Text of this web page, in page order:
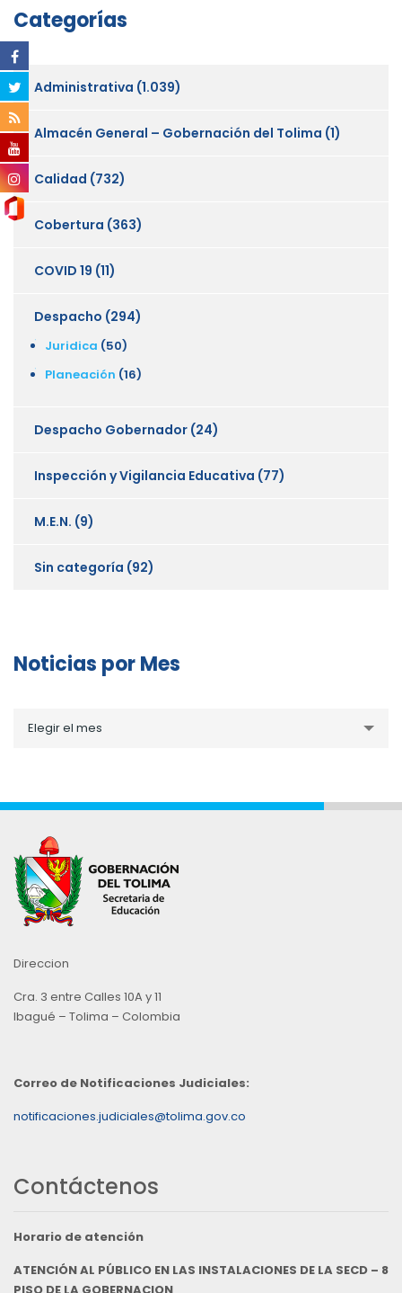
Categorías
Administrativa (1.039)
Almacén General – Gobernación del Tolima (1)
Calidad (732)
Cobertura (363)
COVID 19 (11)
Despacho (294)
Juridica (50)
Planeación (16)
Despacho Gobernador (24)
Inspección y Vigilancia Educativa (77)
M.E.N. (9)
Sin categoría (92)
Noticias por Mes
porElegir el mes
Direccion
Cra. 3 entre Calles 10A y 11
Ibagué – Tolima – Colombia
Correo de Notificaciones Judiciales:
notificaciones.judiciales@tolima.gov.co
Contáctenos
Horario de atención
ATENCIÓN AL PÚBLICO EN LAS INSTALACIONES DE LA SECD – 8
PISO DE LA GOBERNACION